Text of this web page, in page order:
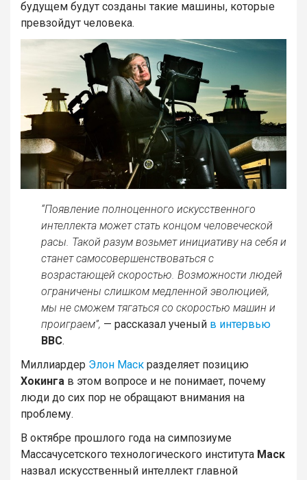
будущем будут созданы такие машины, которые
превзойдут человека.
“Появление полноценного искусственного
интеллекта может стать концом человеческой
расы. Такой разум возьмет инициативу на себя и
станет самосовершенствоваться с
возрастающей скоростью. Возможности людей
ограничены слишком медленной эволюцией,
мы не сможем тягаться со скоростью машин и
проиграем”, — рассказал ученый в интервью
BBC.
Миллиардер Элон Маск разделяет позицию
Хокинга в этом вопросе и не понимает, почему
люди до сих пор не обращают внимания на
проблему.
В октябре прошлого года на симпозиуме
Массачусетского технологического института Маск
назвал искусственный интеллект главной